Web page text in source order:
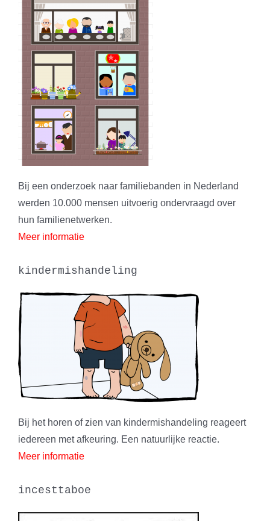
Bij een onderzoek naar familiebanden in Nederland
werden 10.000 mensen uitvoerig ondervraagd over
hun familienetwerken.
Meer informatie
kindermishandeling
Bij het horen of zien van kindermishandeling reageert
iedereen met afkeuring. Een natuurlijke reactie.
Meer informatie
incesttaboe